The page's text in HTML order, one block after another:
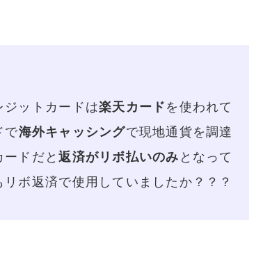
ジットカードは楽天カード を使われて
で海外キャッシングで現地通貨を調達
ードだと返済がリボ払いのみ となって
ボ返済で使用していましたか？？？